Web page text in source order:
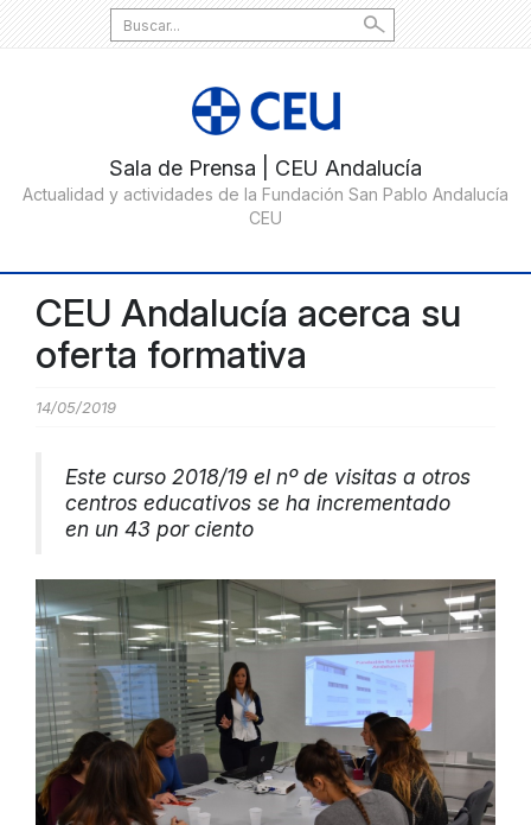
Search
for:
CEU Andalucía acerca su
oferta formativa
14/05/2019
Este curso 2018/19 el nº de visitas a otros
centros educativos se ha incrementado
en un 43 por ciento